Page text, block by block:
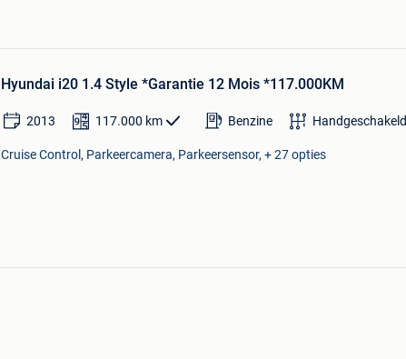
Hyundai i20 1.4 Style *Garantie 12 Mois *117.000KM
2013 117.000 km Benzine Handgeschakeld
Cruise Control, Parkeercamera, Parkeersensor, + 27 opties